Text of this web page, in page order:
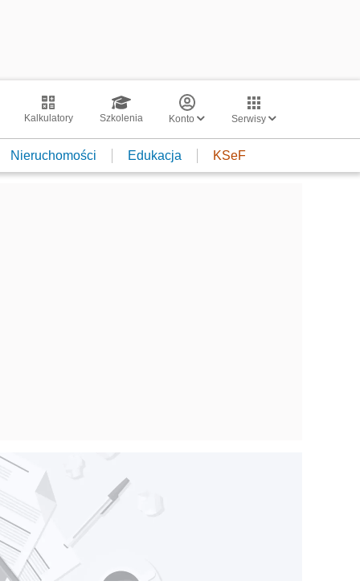
Kalkulatory Szkolenia Konto Serwisy
Nieruchomości Edukacja KSeF